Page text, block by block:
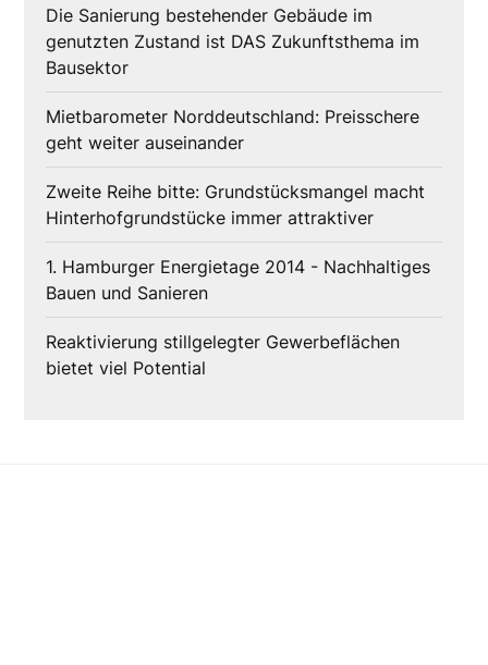
Die Sanierung bestehender Gebäude im
genutzten Zustand ist DAS Zukunftsthema im
Bausektor
Mietbarometer Norddeutschland: Preisschere
geht weiter auseinander
Zweite Reihe bitte: Grundstücksmangel macht
Hinterhofgrundstücke immer attraktiver
1. Hamburger Energietage 2014 - Nachhaltiges
Bauen und Sanieren
Reaktivierung stillgelegter Gewerbeflächen
bietet viel Potential